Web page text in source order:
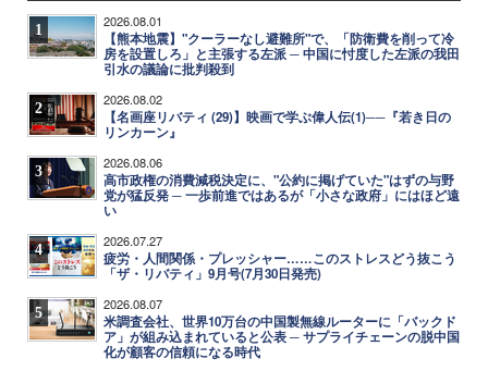
1 2026.08.01
【熊本地震】"クーラーなし避難所"で、「防衛費を削って冷
房を設置しろ」と主張する左派 ─ 中国に忖度した左派の我田
引水の議論に批判殺到
2 2026.08.02
【名画座リバティ (29)】映画で学ぶ偉人伝(1)──『若き日の
リンカーン』
3 2026.08.06
高市政権の消費減税決定に、"公約に掲げていた"はずの与野
党が猛反発 ─ 一歩前進ではあるが「小さな政府」にはほど遠
い
4 2026.07.27
疲労・人間関係・プレッシャー……このストレスどう抜こう
「ザ・リバティ」9月号(7月30日発売)
5 2026.08.07
米調査会社、世界10万台の中国製無線ルーターに「バックド
ア」が組み込まれていると公表 ─ サプライチェーンの脱中国
化が顧客の信頼になる時代